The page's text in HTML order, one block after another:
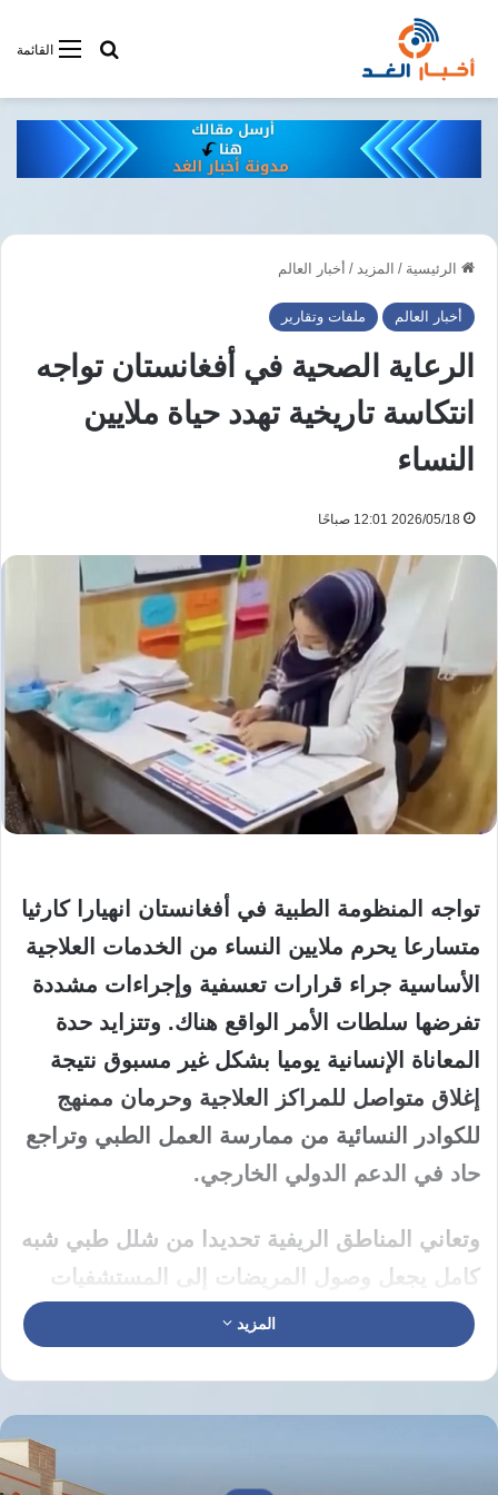
القائمةأبحت فى
الرئيسية / المزيد / أخبار العالم
أخبار العالم ملفات وتقارير
الرعاية الصحية في أفغانستان تواجه
انتكاسة تاريخية تهدد حياة ملايين
النساء
2026/05/18 12:01 صباحًا
تواجه المنظومة الطبية في أفغانستان انهيارا كارثيا
متسارعا يحرم ملايين النساء من الخدمات العلاجية
الأساسية جراء قرارات تعسفية وإجراءات مشددة
تفرضها سلطات الأمر الواقع هناك. وتتزايد حدة
المعاناة الإنسانية يوميا بشكل غير مسبوق نتيجة
إغلاق متواصل للمراكز العلاجية وحرمان ممنهج
للكوادر النسائية من ممارسة العمل الطبي وتراجع
حاد في الدعم الدولي الخارجي.
وتعاني المناطق الريفية تحديدا من شلل طبي شبه
كامل يجعل وصول المريضات إلى المستشفيات
أمرا بالغ الصعوبة في ظل عجز مالي خانق يمنع
العائلات من تحمل أبسط تكاليف التنقل. ويهدد
المزيد